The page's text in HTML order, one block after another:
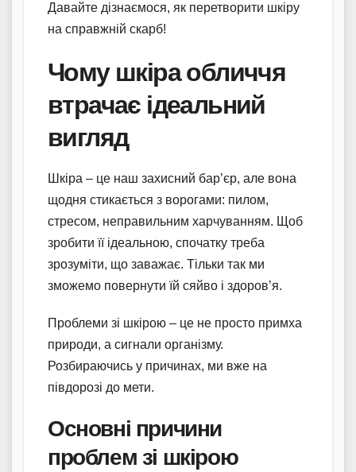
Давайте дізнаємося, як перетворити шкіру
на справжній скарб!
Чому шкіра обличчя
втрачає ідеальний
вигляд
Шкіра – це наш захисний бар’єр, але вона
щодня стикається з ворогами: пилом,
стресом, неправильним харчуванням. Щоб
зробити її ідеальною, спочатку треба
зрозуміти, що заважає. Тільки так ми
зможемо повернути їй сяйво і здоров’я.
Проблеми зі шкірою – це не просто примха
природи, а сигнали організму.
Розбираючись у причинах, ми вже на
півдорозі до мети.
Основні причини
проблем зі шкірою